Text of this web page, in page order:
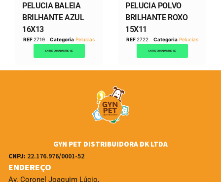
PELUCIA BALEIA
BRILHANTE AZUL
16X13
REF2719 Categoria Pelucias
ENTRE OU CADASTRE-SE
PELUCIA POLVO
BRILHANTE ROXO
15X11
REF2722 Categoria Pelucias
ENTRE OU CADASTRE-SE
GYN PET DISTRIBUIDORA DK LTDA
CNPJ: 22.176.976/0001-52
ENDEREÇO
Av. Coronel Joaquim Lúcio,